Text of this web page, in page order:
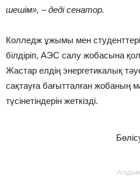
шешім», – деді сенатор.
Колледж ұжымы мен студенттері
білдіріп, АЭС салу жобасына
Жастар елдің энергетикалық
сақтауға бағытталған жобаның
түсінетіндерін жеткізді.